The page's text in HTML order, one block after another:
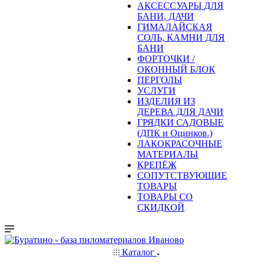
АКСЕССУАРЫ ДЛЯ
БАНИ, ДАЧИ
ГИМАЛАЙСКАЯ
СОЛЬ, КАМНИ ДЛЯ
БАНИ
ФОРТОЧКИ /
ОКОННЫЙ БЛОК
ПЕРГОЛЫ
УСЛУГИ
ИЗДЕЛИЯ ИЗ
ДЕРЕВА ДЛЯ ДАЧИ
ГРЯДКИ САДОВЫЕ
(ДПК и Оцинков.)
ЛАКОКРАСОЧНЫЕ
МАТЕРИАЛЫ
КРЕПЁЖ
СОПУТСТВУЮЩИЕ
ТОВАРЫ
ТОВАРЫ СО
СКИДКОЙ
Каталог